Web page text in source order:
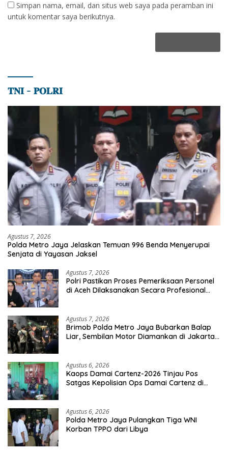
Simpan nama, email, dan situs web saya pada peramban ini
untuk komentar saya berikutnya.
𝐓𝐍𝐈 – 𝐏𝐎𝐋𝐑𝐈
Agustus 7, 2026
Polda Metro Jaya Jelaskan Temuan 996 Benda Menyerupai
Senjata di Yayasan Jaksel
Agustus 7, 2026
Polri Pastikan Proses Pemeriksaan Personel
di Aceh Dilaksanakan Secara Profesional
Agustus 7, 2026
Brimob Polda Metro Jaya Bubarkan Balap
Liar, Sembilan Motor Diamankan di Jakarta
Agustus 6, 2026
Kaops Damai Cartenz-2026 Tinjau Pos
Satgas Kepolisian Ops Damai Cartenz di
Agustus 6, 2026
Polda Metro Jaya Pulangkan Tiga WNI
Korban TPPO dari Libya